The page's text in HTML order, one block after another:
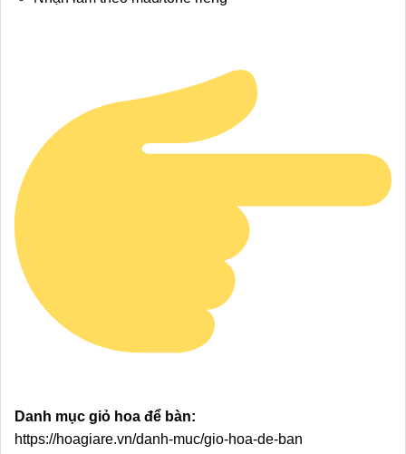
Danh mục giỏ hoa để bàn:
https://hoagiare.vn/danh-muc/gio-hoa-de-ban